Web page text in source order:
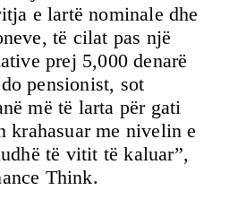
e lartë nominale dhe
të cilat pas një
prej 5,000 denarë
pensionist, sot
më të larta për gati
krahasuar me nivelin e
të vitit të kaluar”,
Think.